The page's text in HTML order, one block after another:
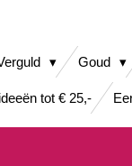
Goud
tot € 25,-